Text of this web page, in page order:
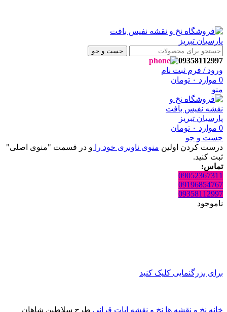
جست و جو
09358112997
ورود / فرم ثبت نام
0 موارد ۰ تومان
منو
0 موارد ۰ تومان
جست و جو
درست کردن اولین منوی ناوبری خود را و در قسمت "منوی اصلی"
ثبت کنید.
تماس:
09052367311
09196854767
09358112997
ناموجود
برای بزرگنمایی کلیک کنید
خانه نخ و نقشه ها نخ و نقشه ایات قرانی طرح سلاطین شاهان